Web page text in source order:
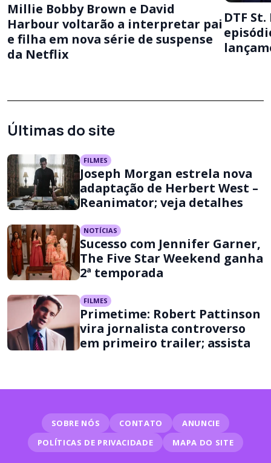
Millie Bobby Brown e David
Harbour voltarão a interpretar pai
e filha em nova série de suspense
da Netflix
DTF
Últimas do site
FILMES
Joseph Morgan estrela nova
adaptação de Herbert West –
Reanimator; veja detalhes
NOTÍCIAS
Sucesso com Jennifer Garner,
The Five Star Weekend ganha
2ª temporada
FILMES
Primetime: Robert Pattinson
vira jornalista controverso
em primeiro trailer; assista
SOBRE NÓS CONTATO
ANUNCIE
POLÍTICAS DE PRIVACIDADE
MAPA DO SITE